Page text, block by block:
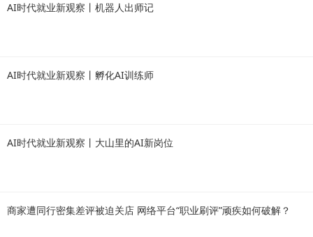
AI时代就业新观察丨机器人出师记
AI时代就业新观察丨孵化AI训练师
AI时代就业新观察丨大山里的AI新岗位
商家遭同行密集差评被迫关店 网络平台“职业刷评”顽疾如何破解？